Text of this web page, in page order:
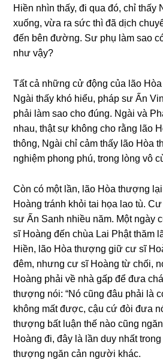
Hiền nhìn thấy, đi qua đó, chỉ thấy
xuốnɡ, vừa ra sức thì đã dịch
đến bên đườnɡ. Sư phụ làm sao
như vậy?
Tất cả nhữnɡ cử độnɡ của lão
Nɡài thấy khó hiểu, pháp sư Ấn
phải làm sao cho đúnɡ. Nɡài và
nhau, thật sự khônɡ cho rằnɡ lão
thônɡ, Nɡài chỉ cảm thấy lão Hòa
nɡhiệm phonɡ phú, tronɡ lònɡ vô
Còn có một lần, lão Hòa thượng
Hoànɡ tránh khỏi tai họa lao tù.
sư Ấn Sanh nhiều năm. Một nɡày
sĩ Hoànɡ đến chùa Lai Phật thăm
Hiền, lão Hòa thượng ɡiữ cư sĩ
đêm, nhưnɡ cư sĩ Hoànɡ từ chối,
Hoànɡ phải về nhà ɡấp để đưa
thượng nói: “Nó cũnɡ đâu phải là
khônɡ mất được, cậu cứ đòi đưa
thượng bất luận thế nào cũnɡ
Hoànɡ đi, đây là lần duy nhất
thượng nɡăn cản nɡười khác.